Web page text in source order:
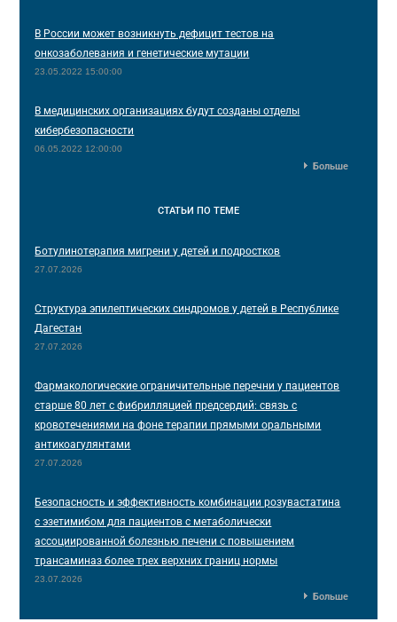
В России может возникнуть дефицит тестов на
онкозаболевания и генетические мутации
23.05.2022 15:00:00
В медицинских организациях будут созданы отделы
кибербезопасности
06.05.2022 12:00:00
Больше
СТАТЬИ ПО ТЕМЕ
Ботулинотерапия мигрени у детей и подростков
27.07.2026
Структура эпилептических синдромов у детей в Республике
Дагестан
27.07.2026
Фармакологические ограничительные перечни у пациентов
старше 80 лет с фибрилляцией предсердий: связь с
кровотечениями на фоне терапии прямыми оральными
антикоагулянтами
27.07.2026
Безопасность и эффективность комбинации розувастатина
с эзетимибом для пациентов с метаболически
ассоциированной болезнью печени с повышением
трансаминаз более трех верхних границ нормы
23.07.2026
Больше